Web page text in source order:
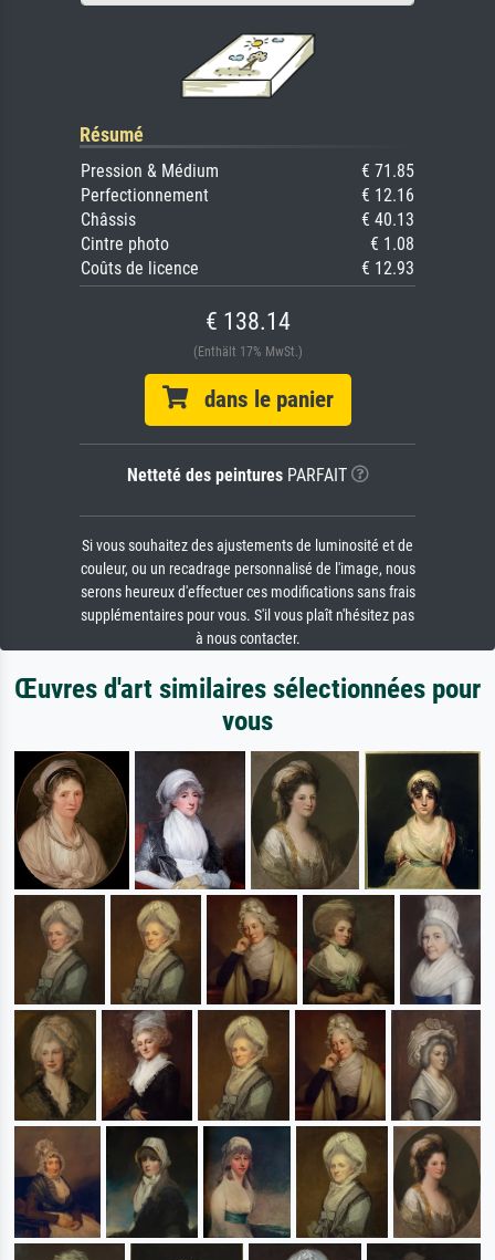
Résumé
Pression & Médium
€ 71.85
Perfectionnement
€ 12.16
Châssis
€ 40.13
Cintre photo
€ 1.08
Coûts de licence
€ 12.93
€ 138.14
(Enthält 17% MwSt.)
dans le panier
Netteté des peinturesPARFAIT
Si vous souhaitez des ajustements de luminosité et de
couleur, ou un recadrage personnalisé de l'image, nous
serons heureux d'effectuer ces modifications sans frais
supplémentaires pour vous. S'il vous plaît n'hésitez pas
à nous contacter.
Œuvres d'art similaires sélectionnées pour
vous